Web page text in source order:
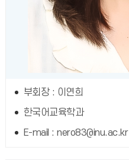
부회장 : 이연희
한국어교육학과
E-mail : nero83@inu.ac.kr